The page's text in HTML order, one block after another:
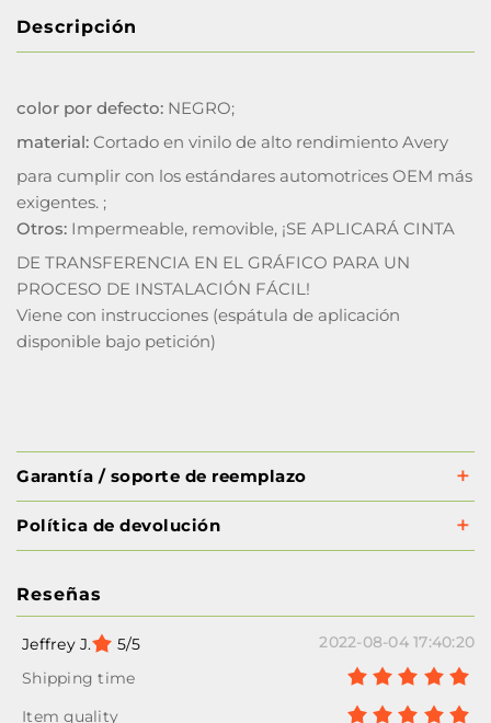
Descripción
color por defecto: NEGRO;
material: Cortado en vinilo de alto rendimiento Avery
para cumplir con los estándares automotrices OEM más
exigentes. ;
Otros: Impermeable, removible, ¡SE APLICARÁ CINTA
DE TRANSFERENCIA EN EL GRÁFICO PARA UN
PROCESO DE INSTALACIÓN FÁCIL!
Viene con instrucciones (espátula de aplicación
disponible bajo petición)
Garantía / soporte de reemplazo
Política de devolución
Reseñas
Jeffrey J. 5/5 2022-08-04 17:40:20